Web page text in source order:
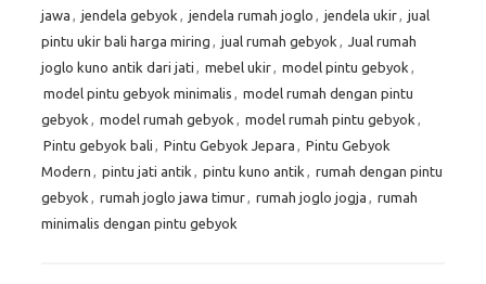
jawa , jendela gebyok , jendela rumah joglo , jendela ukir, jual
pintu ukir bali harga miring , jual rumah gebyok , Jual rumah
joglo kuno antik dari jati , mebel ukir, model pintu gebyok ,
model pintu gebyok minimalis , model rumah dengan pintu
gebyok , model rumah gebyok , model rumah pintu gebyok ,
Pintu gebyok bali , Pintu Gebyok Jepara , Pintu Gebyok
Modern , pintu jati antik , pintu kuno antik , rumah dengan pintu
gebyok , rumah joglo jawa timur, rumah joglo jogja , rumah
minimalis dengan pintu gebyok